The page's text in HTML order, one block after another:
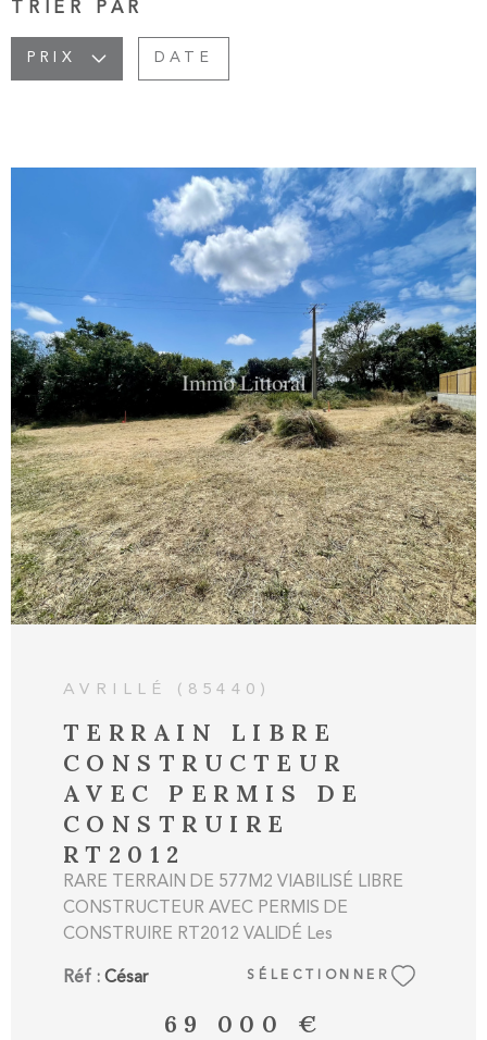
TRIER PAR
PRIX DATE
AVRILLÉ (85440)
TERRAIN LIBRE
CONSTRUCTEUR
AVEC PERMIS DE
CONSTRUIRE
RT2012
RARE TERRAIN DE 577M2 VIABILISÉ LIBRE
CONSTRUCTEUR AVEC PERMIS DE
CONSTRUIRE RT2012 VALIDÉ Les
est exposé sont disponibles sur le site
Géorisques : " www.georisques.gouv.fr"
Réf : César SÉLECTIONNER
69 000 €
VOIR LE BIEN
CHAMPS
TEXTE
CHAMPS
TEXTE
RÉFÉRENCE